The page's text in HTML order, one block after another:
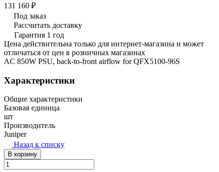
131 160 ₽
Под заказ
Рассчитать доставку
Гарантия 1 год
Цена действительна только для интернет-магазина и может
отличаться от цен в розничных магазинах
AC 850W PSU, back-to-front airflow for QFX5100-96S
Характеристики
Общие характеристики
Базовая единица
шт
Производитель
Juniper
Назад к списку
В корзину